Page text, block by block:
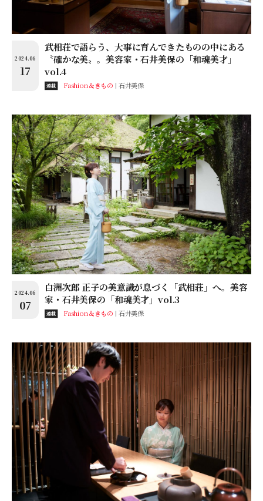
2024.06
17
武相荘で語らう、大事に育んできたものの中にある
〝確かな美〟。美容家・石井美保の「和魂美才」
vol.4
連載 Fashion＆きもの 石井美保
2024.06
07
白洲次郎 正子の美意識が息づく「武相荘」へ。美容
家・石井美保の「和魂美才」vol.3
連載 Fashion＆きもの 石井美保